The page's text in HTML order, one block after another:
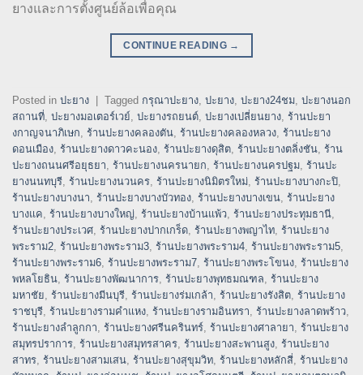
ยางและการตั้งศูนย์ล้อเพื่อคุณ
CONTINUE READING →
Posted in ปะยาง Tagged กรุณาปะยาง, ปะยาง, ปะยาง24ชม, ปะยางนอก
สถานที่, ปะยางมอเตอร์เวย์, ปะยางรถยนต์, ปะยางเปลี่ยนยาง, ร้านปะยา
งกาญจนาภิเษก, ร้านปะยางคลองตัน, ร้านปะยางคลองหลวง, ร้านปะยาง
ดอนเมือง, ร้านปะยางดาวคะนอง, ร้านปะยางดุสิต, ร้านปะยางตลิ่งชัน, ร้าน
ปะยางถนนศรีอยุธยา, ร้านปะยางนครนายก, ร้านปะยางนครปฐม, ร้านปะ
ยางนนทบุรี, ร้านปะยางนวนคร, ร้านปะยางนิมิตรใหม่, ร้านปะยางบางกะปิ,
ร้านปะยางบางนา, ร้านปะยางบางบัวทอง, ร้านปะยางบางเขน, ร้านปะยาง
บางแค, ร้านปะยางบางใหญ่, ร้านปะยางบ้านแพ้ว, ร้านปะยางประทุมธานี,
ร้านปะยางประเวศ, ร้านปะยางปากเกร็ด, ร้านปะยางพญาไท, ร้านปะยาง
พระราม2, ร้านปะยางพระราม3, ร้านปะยางพระราม4, ร้านปะยางพระราม5,
ร้านปะยางพระราม6, ร้านปะยางพระราม7, ร้านปะยางพระโขนง, ร้านปะยาง
พหลโยธิน, ร้านปะยางพัฒนาการ, ร้านปะยางพุทธมณฑล, ร้านปะยาง
มหาชัย, ร้านปะยางมีนบุรี, ร้านปะยางร่มเกล้า, ร้านปะยางรังสิต, ร้านปะยาง
ราชบุรี, ร้านปะยางรามคำแหง, ร้านปะยางรามอินทรา, ร้านปะยางลาดพร้าว,
ร้านปะยางลำลูกกา, ร้านปะยางศรีนครินทร์, ร้านปะยางศาลายา, ร้านปะยาง
สมุทรปราการ, ร้านปะยางสมุทรสาคร, ร้านปะยางสะพานสูง, ร้านปะยาง
สาทร, ร้านปะยางสามเสน, ร้านปะยางสุขุมวิท, ร้านปะยางหลักสี่, ร้านปะยาง